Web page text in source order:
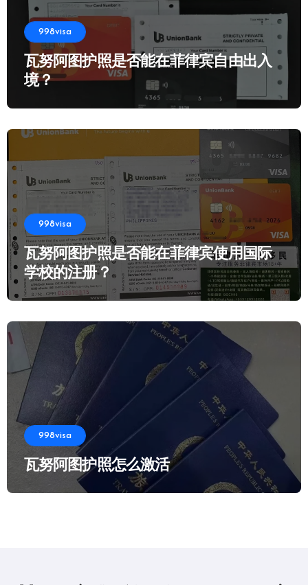
998visa
瓦努阿图护照是否能在菲律宾自由出入
境？
998visa
瓦努阿图护照是否能在菲律宾使用国际
学校的注册？
998visa
瓦努阿图护照怎么激活